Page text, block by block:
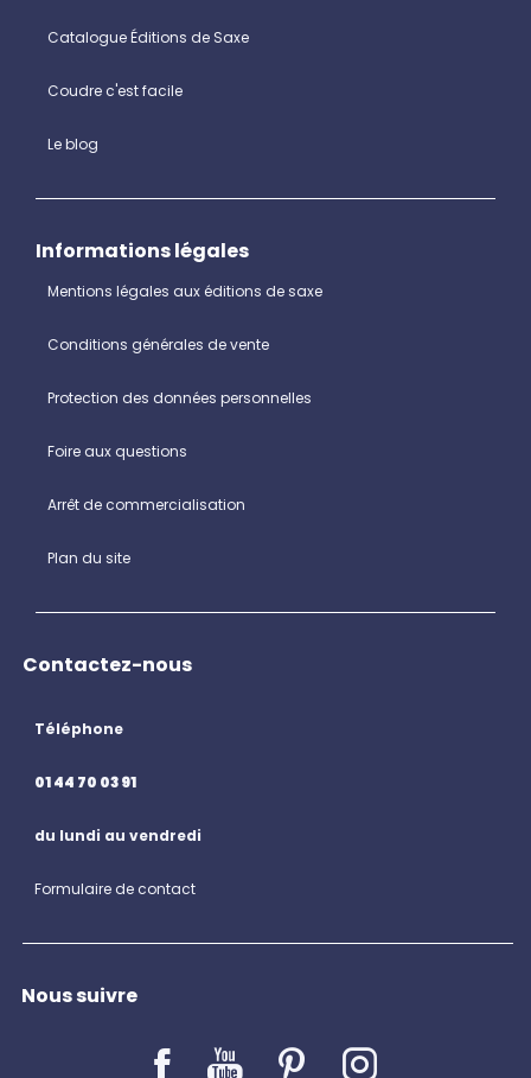
Catalogue Éditions de Saxe
Coudre c'est facile
Le blog
Informations légales
Mentions légales aux éditions de saxe
Conditions générales de vente
Protection des données personnelles
Foire aux questions
Arrêt de commercialisation
Plan du site
Contactez-nous
Téléphone
01 44 70 03 91
du lundi au vendredi
Formulaire de contact
Nous suivre